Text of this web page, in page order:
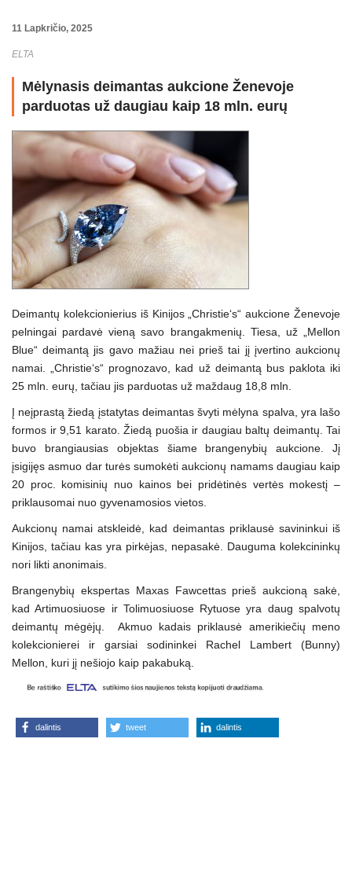
11 Lapkričio, 2025
ELTA
Mėlynasis deimantas aukcione Ženevoje
parduotas už daugiau kaip 18 mln. eurų
Deimantų kolekcionierius iš Kinijos „Christie‘s“ aukcione Ženevoje
pelningai pardavė vieną savo brangakmenių. Tiesa, už „Mellon
Blue“ deimantą jis gavo mažiau nei prieš tai jį įvertino aukcionų
namai. „Christie‘s“ prognozavo, kad už deimantą bus paklota iki
25 mln. eurų, tačiau jis parduotas už maždaug 18,8 mln.
Į neįprastą žiedą įstatytas deimantas švyti mėlyna spalva, yra lašo
formos ir 9,51 karato. Žiedą puošia ir daugiau baltų deimantų. Tai
buvo brangiausias objektas šiame brangenybių aukcione. Jį
įsigijęs asmuo dar turės sumokėti aukcionų namams daugiau kaip
20 proc. komisinių nuo kainos bei pridėtinės vertės mokestį –
priklausomai nuo gyvenamosios vietos.
Aukcionų namai atskleidė, kad deimantas priklausė savininkui iš
Kinijos, tačiau kas yra pirkėjas, nepasakė. Dauguma kolekcininkų
nori likti anonimais.
Brangenybių ekspertas Maxas Fawcettas prieš aukcioną sakė,
kad Artimuosiuose ir Tolimuosiuose Rytuose yra daug spalvotų
deimantų mėgėjų. Akmuo kadais priklausė amerikiečių meno
kolekcionierei ir garsiai sodininkei Rachel Lambert (Bunny)
Mellon, kuri jį nešiojo kaip pakabuką.
dalintis tweet dalintis